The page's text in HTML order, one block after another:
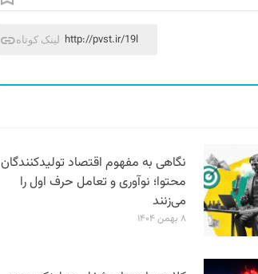
لینک کوتاه http://pvst.ir/19l
نگاهی به مفهوم اقتصاد تولیدکنندگان
محتوا؛ نوآوری و تعامل حرف اول را
می‌زنند
۸ بهمن ۱۴۰۴